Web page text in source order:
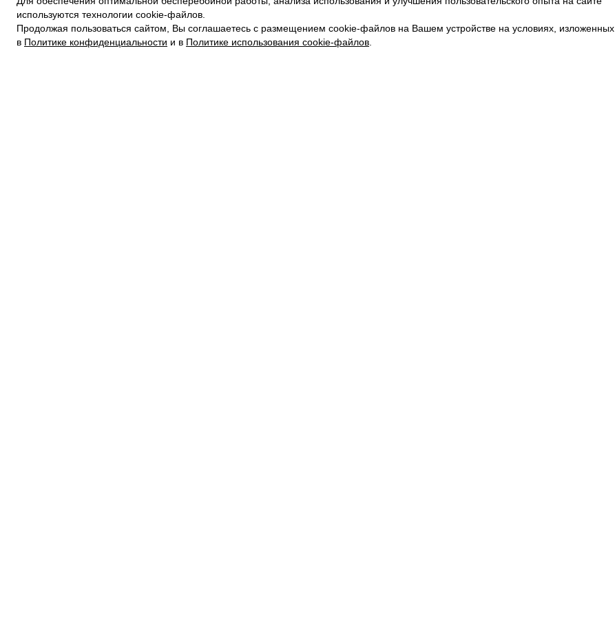
используются технологии cookie-файлов.
Продолжая пользоваться сайтом, Вы соглашаетесь с размещением cookie-файлов на Вашем устройстве на условиях, изложенных
в Политике конфиденциальности и в Политике использования cookie-файлов
ПОЛИТИКА КОНФИДЕНЦИАЛЬНОСТИ
ПОЛИТИКА COOKIE
УСЛОВИЯ ПОКУПКИ
КАРЬЕРА
ТЕЛЕГРАМ